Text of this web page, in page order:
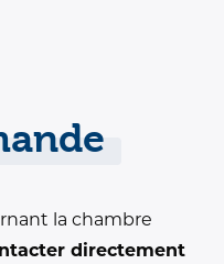
la chambre
directement